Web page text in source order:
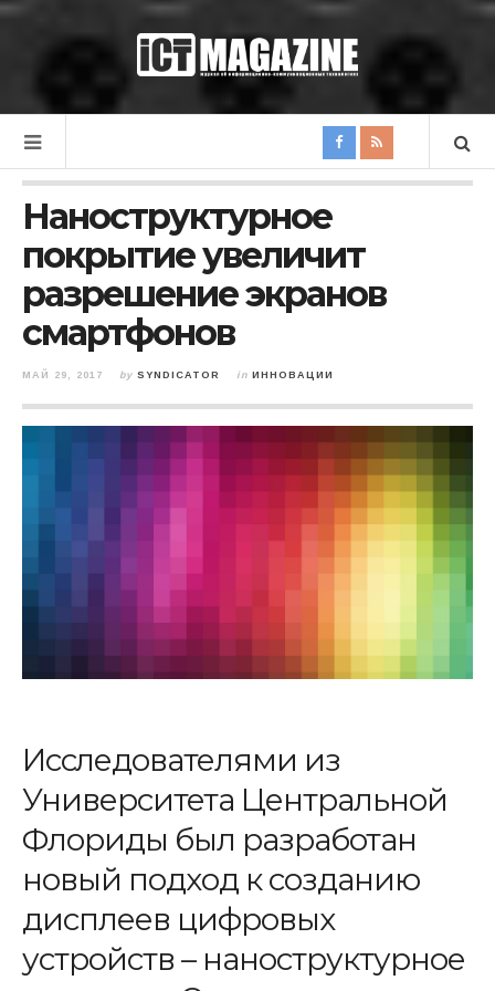
Наноструктурное
покрытие увеличит
разрешение экранов
смартфонов
МАЙ 29, 2017 by SYNDICATOR in ИННОВАЦИИ
Исследователями из
Университета Центральной
Флориды был разработан
новый подход к созданию
дисплеев цифровых
устройств – наноструктурное